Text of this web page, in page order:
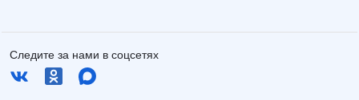
Следите за нами в соцсетях